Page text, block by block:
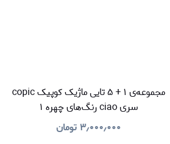
مجموعه‌ی ۱ + ۵ تایی ماژیک کوپیک copic
سری ciao رنگ‌های چهره ۱
۳٫۰۰۰٫۰۰۰ تومان